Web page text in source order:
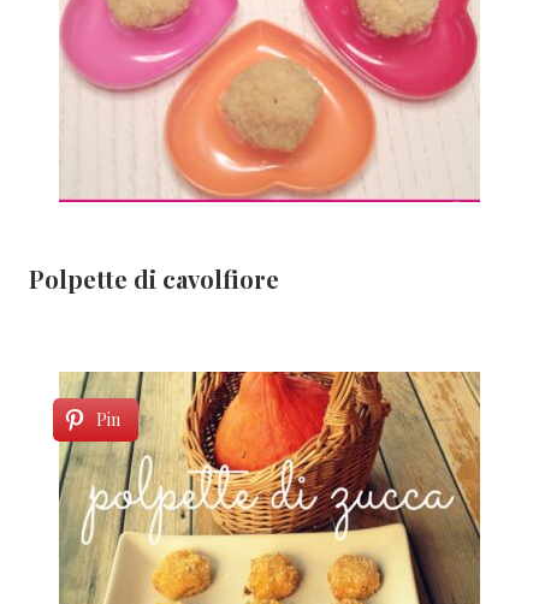
Polpette di cavolfiore
Pin